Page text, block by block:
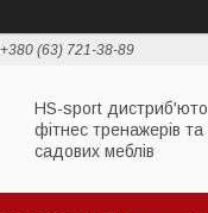
+380 (63) 721-38-89
HS-sport
фітнес тренажерів та
садових меблів